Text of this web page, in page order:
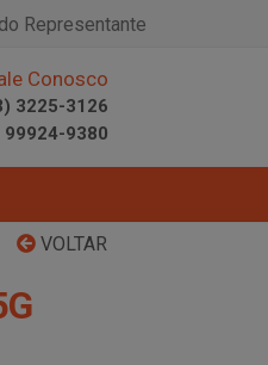
Representante
Conosco
3225-3126
99924-9380
VOLTAR